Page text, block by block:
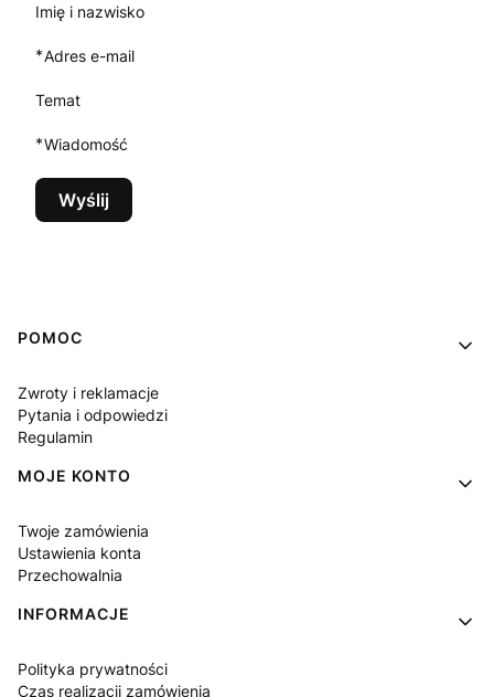
Imię i nazwisko
*Adres e-mail
Temat
*Wiadomość
Wyślij
Linki w stopce
POMOC
Zwroty i reklamacje
Pytania i odpowiedzi
Regulamin
MOJE KONTO
Twoje zamówienia
Ustawienia konta
Przechowalnia
INFORMACJE
Polityka prywatności
Czas realizacji zamówienia